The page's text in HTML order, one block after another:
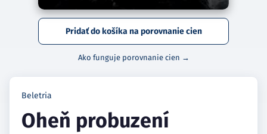
Pridať do košíka na porovnanie cien
Ako funguje porovnanie cien →
Beletria
Oheň probuzení